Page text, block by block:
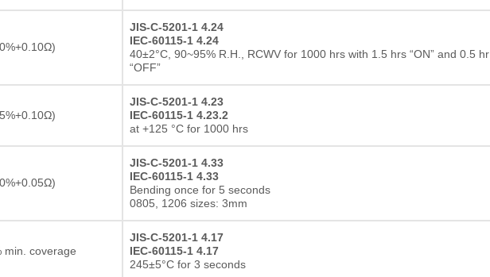
JIS-C-5201-1 4.24
IEC-60115-1 4.24
40±2°C, 90~95% R.H., RCWV for 1000 hrs with 1.5 hrs “ON” and 0.5 hr
“OFF”
JIS-C-5201-1 4.23
IEC-60115-1 4.23.2
at +125 °C for 1000 hrs
JIS-C-5201-1 4.33
IEC-60115-1 4.33
Bending once for 5 seconds
0805, 1206 sizes: 3mm
min. coverage
JIS-C-5201-1 4.17
IEC-60115-1 4.17
245±5°C for 3 seconds